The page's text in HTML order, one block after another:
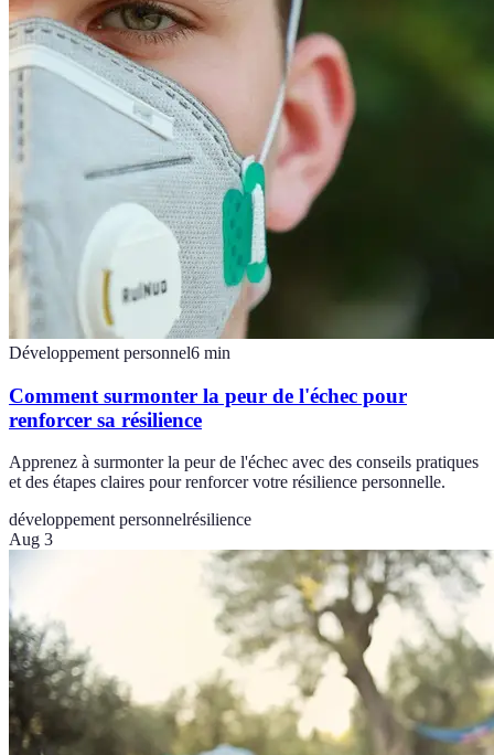
Développement personnel6 min
Comment surmonter la peur de l'échec pour
renforcer sa résilience
Apprenez à surmonter la peur de l'échec avec des conseils pratiques
et des étapes claires pour renforcer votre résilience personnelle.
développement personnelrésilience
Aug 3